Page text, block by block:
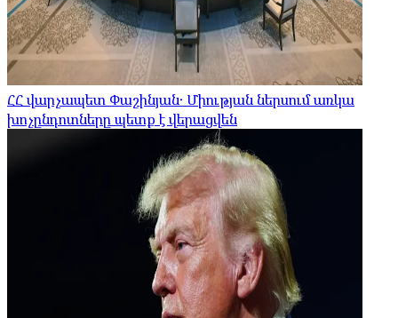
ՀՀ վարչապետ Փաշինյան․ Միության ներսում առկա
խոչընդոտները պետք է վերացվեն